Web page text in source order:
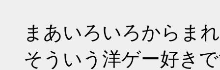
まあいろいろからま
そういう洋ゲー好き